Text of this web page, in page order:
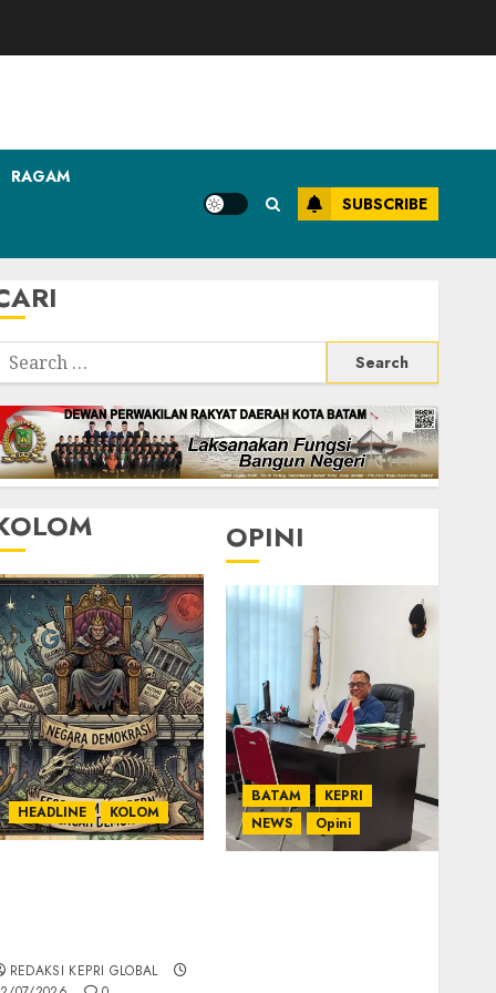
RAGAM
SUBSCRIBE
Search
HEADLINE KOLOM
REDAKSI KEPRI GLOBAL
OPINI
BATAM
KEPRI
NEWS
Opini